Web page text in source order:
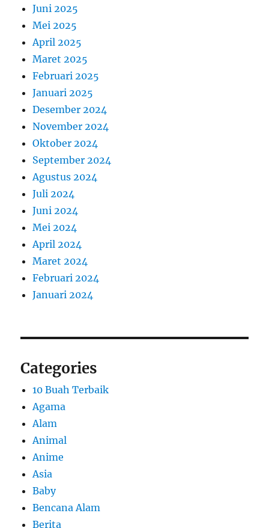
Juni 2025
Mei 2025
April 2025
Maret 2025
Februari 2025
Januari 2025
Desember 2024
November 2024
Oktober 2024
September 2024
Agustus 2024
Juli 2024
Juni 2024
Mei 2024
April 2024
Maret 2024
Februari 2024
Januari 2024
Categories
10 Buah Terbaik
Agama
Alam
Animal
Anime
Asia
Baby
Bencana Alam
Berita